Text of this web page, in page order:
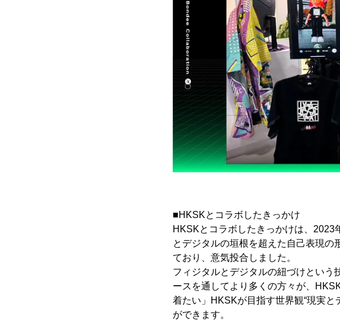
■HKSKとコラボしたきっかけ
HKSKとコラボしたきっかけは、
とデジタルの垣根を超えた自己表現
ており、意気投合しました。
フィジタルとデジタルの紐づけとい
ースを通してより多くの方々が、
着たい」HKSKが目指す世界観“現実
ができます。